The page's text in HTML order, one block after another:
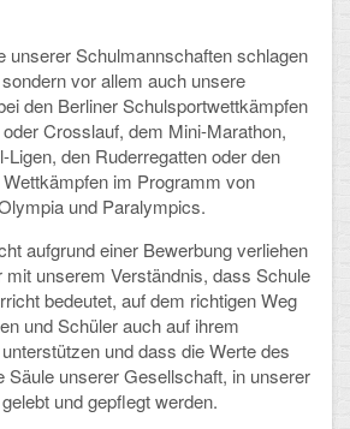
Gottfried
und Religion
unserer Schulmannschaften schlagen
vor allem auch unsere
den Berliner Schulsportwettkämpfen
Crosslauf, dem Mini-Marathon,
Ligen, den Ruderregatten oder den
im Programm von
und Paralympics.
aufgrund einer Bewerbung verliehen
unserem Verständnis, dass Schule
bedeutet, auf dem richtigen Weg
und Schüler auch auf ihrem
und dass die Werte des
Säule unserer Gesellschaft, in unserer
und gepflegt werden.